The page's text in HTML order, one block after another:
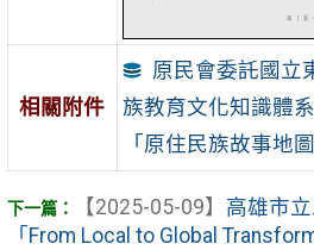
相關附件
原民會委託國立
族教育文化知識體
「原住民族故事地
【2025-05-09】 高雄市
「From Local to Global